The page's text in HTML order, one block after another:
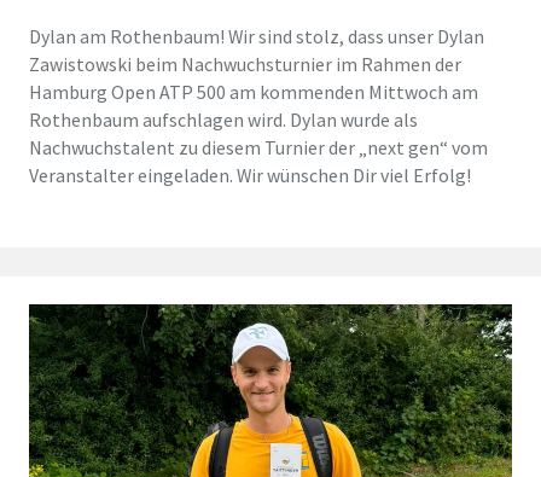
Dylan am Rothenbaum! Wir sind stolz, dass unser Dylan
Zawistowski beim Nachwuchsturnier im Rahmen der
Hamburg Open ATP 500 am kommenden Mittwoch am
Rothenbaum aufschlagen wird. Dylan wurde als
Nachwuchstalent zu diesem Turnier der „next gen“ vom
Veranstalter eingeladen. Wir wünschen Dir viel Erfolg!